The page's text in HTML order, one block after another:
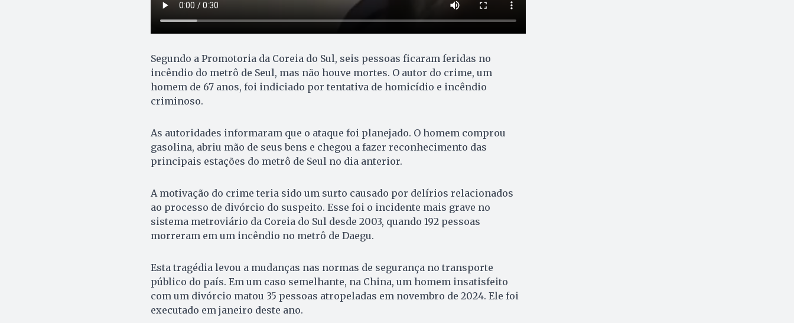
Segundo a Promotoria da Coreia do Sul, seis pessoas ficaram feridas no
incêndio do metrô de Seul, mas não houve mortes. O autor do crime, um
homem de 67 anos, foi indiciado por tentativa de homicídio e incêndio
criminoso.
As autoridades informaram que o ataque foi planejado. O homem comprou
gasolina, abriu mão de seus bens e chegou a fazer reconhecimento das
principais estações do metrô de Seul no dia anterior.
A motivação do crime teria sido um surto causado por delírios relacionados
ao processo de divórcio do suspeito. Esse foi o incidente mais grave no
sistema metroviário da Coreia do Sul desde 2003, quando 192 pessoas
morreram em um incêndio no metrô de Daegu.
Esta tragédia levou a mudanças nas normas de segurança no transporte
público do país. Em um caso semelhante, na China, um homem insatisfeito
com um divórcio matou 35 pessoas atropeladas em novembro de 2024. Ele foi
executado em janeiro deste ano.